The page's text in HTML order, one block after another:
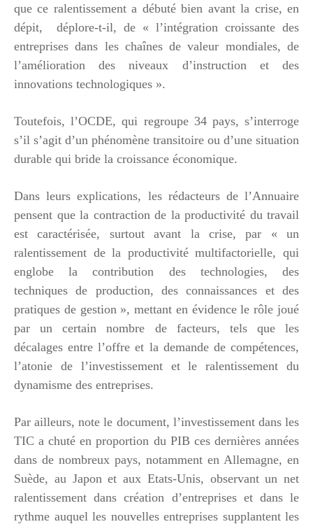
que ce ralentissement a débuté bien avant la crise, en
dépit, déplore-t-il, de « l’intégration croissante des
entreprises dans les chaînes de valeur mondiales, de
l’amélioration des niveaux d’instruction et des
innovations technologiques ».
Toutefois, l’OCDE, qui regroupe 34 pays, s’interroge
s’il s’agit d’un phénomène transitoire ou d’une situation
durable qui bride la croissance économique.
Dans leurs explications, les rédacteurs de l’Annuaire
pensent que la contraction de la productivité du travail
est caractérisée, surtout avant la crise, par « un
ralentissement de la productivité multifactorielle, qui
englobe la contribution des technologies, des
techniques de production, des connaissances et des
pratiques de gestion », mettant en évidence le rôle joué
par un certain nombre de facteurs, tels que les
décalages entre l’offre et la demande de compétences,
l’atonie de l’investissement et le ralentissement du
dynamisme des entreprises.
Par ailleurs, note le document, l’investissement dans les
TIC a chuté en proportion du PIB ces dernières années
dans de nombreux pays, notamment en Allemagne, en
Suède, au Japon et aux Etats-Unis, observant un net
ralentissement dans création d’entreprises et dans le
rythme auquel les nouvelles entreprises supplantent les